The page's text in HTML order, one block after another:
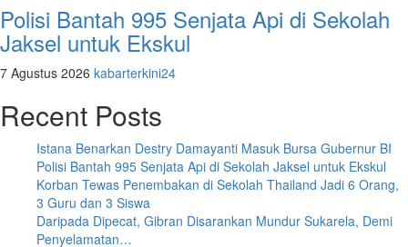
Polisi Bantah 995 Senjata Api di Sekolah
Jaksel untuk Ekskul
7 Agustus 2026 kabarterkini24
Recent Posts
Istana Benarkan Destry Damayanti Masuk Bursa Gubernur BI
Polisi Bantah 995 Senjata Api di Sekolah Jaksel untuk Ekskul
Korban Tewas Penembakan di Sekolah Thailand Jadi 6 Orang,
3 Guru dan 3 Siswa
Daripada Dipecat, Gibran Disarankan Mundur Sukarela, Demi
Penyelamatan…